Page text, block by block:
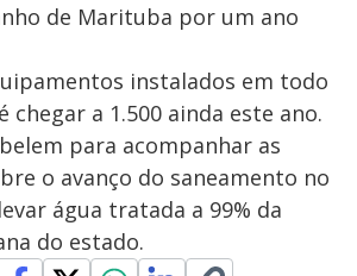
de Marituba por um ano
instalados em todo
chegar a 1.500 ainda este ano.
para acompanhar as
o avanço do saneamento no
água tratada a 99% da
do estado.